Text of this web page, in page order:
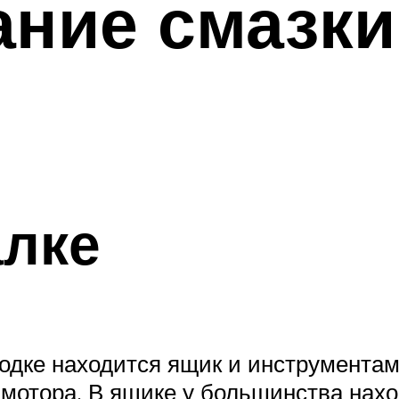
находится ящик и
В ящике у большинства